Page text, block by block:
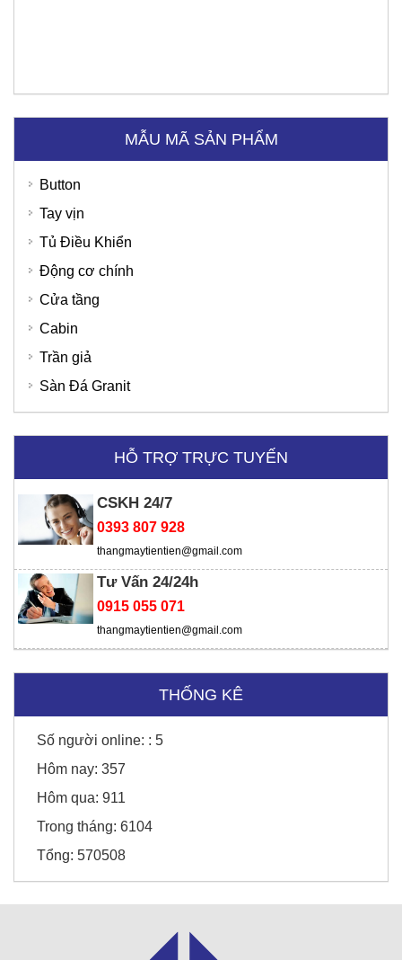
Sunny Hotel - Cao Bằng
Thời trang Torano - Tô Vĩnh Diện
Viện chiến lược
MẪU MÃ SẢN PHẨM
Button
Tay vịn
Tủ Điều Khiển
Động cơ chính
Cửa tầng
Cabin
Trần giả
Sàn Đá Granit
HỖ TRỢ TRỰC TUYẾN
CSKH 24/7
0393 807 928
thangmaytientien@gmail.com
Tư Vấn 24/24h
0915 055 071
thangmaytientien@gmail.com
THỐNG KÊ
Số người online: : 5
Hôm nay: 357
Hôm qua: 911
Trong tháng: 6104
Tổng: 570508